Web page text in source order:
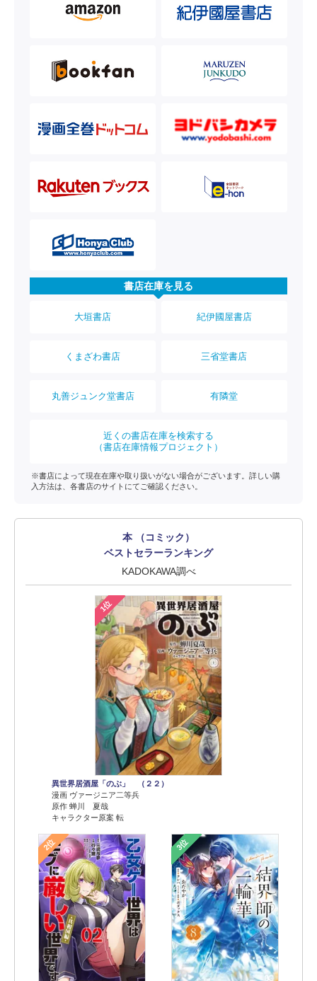
書店在庫を見る
大垣書店 紀伊國屋書店
くまざわ書店 三省堂書店
丸善ジュンク堂書店 有隣堂
近くの書店在庫を検索する
（書店在庫情報プロジェクト）
※書店によって現在在庫や取り扱いがない場合がございます。詳しい購
入方法は、各書店のサイトにてご確認ください。
本 （コミック）
ベストセラーランキング
KADOKAWA調べ
1位
異世界居酒屋「のぶ」 （２２）
漫画 ヴァージニア二等兵
原作 蝉川 夏哉
キャラクター原案 転
2位 3位